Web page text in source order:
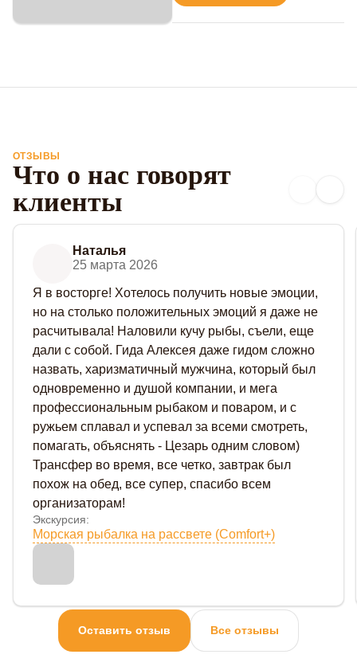
ОТЗЫВЫ
Что о нас говорят
клиенты
Наталья
25 марта 2026
Я в восторге! Хотелось получить новые эмоции,
но на столько положительных эмоций я даже не
расчитывала! Наловили кучу рыбы, съели, еще
дали с собой. Гида Алексея даже гидом сложно
назвать, харизматичный мужчина, который был
одновременно и душой компании, и мега
профессиональным рыбаком и поваром, и с
ружьем сплавал и успевал за всеми смотреть,
помагать, объяснять - Цезарь одним словом)
Трансфер во время, все четко, завтрак был
похож на обед, все супер, спасибо всем
организаторам!
Экскурсия:
Морская рыбалка на рассвете (Comfort+)
Оставить отзыв Все отзывы